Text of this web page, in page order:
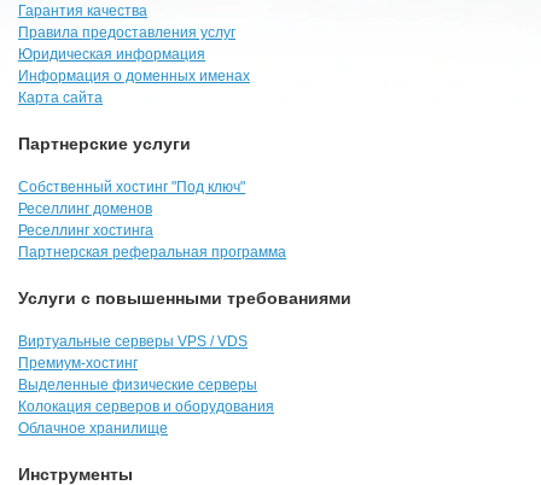
Гарантия качества
Правила предоставления услуг
Юридическая информация
Информация о доменных именах
Карта сайта
Партнерские услуги
Собственный хостинг "Под ключ"
Реселлинг доменов
Реселлинг хостинга
Партнерская реферальная программа
Услуги с повышенными требованиями
Виртуальные серверы VPS / VDS
Премиум-хостинг
Выделенные физические серверы
Колокация серверов и оборудования
Облачное хранилище
Инструменты